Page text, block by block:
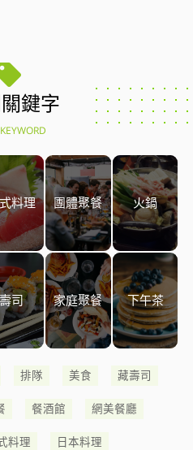
鍵字
料理 團體聚餐 火鍋
壽司 家庭聚餐 下午茶
排隊 美食 藏壽司
餐酒館 網美餐廳
料理 日本料理